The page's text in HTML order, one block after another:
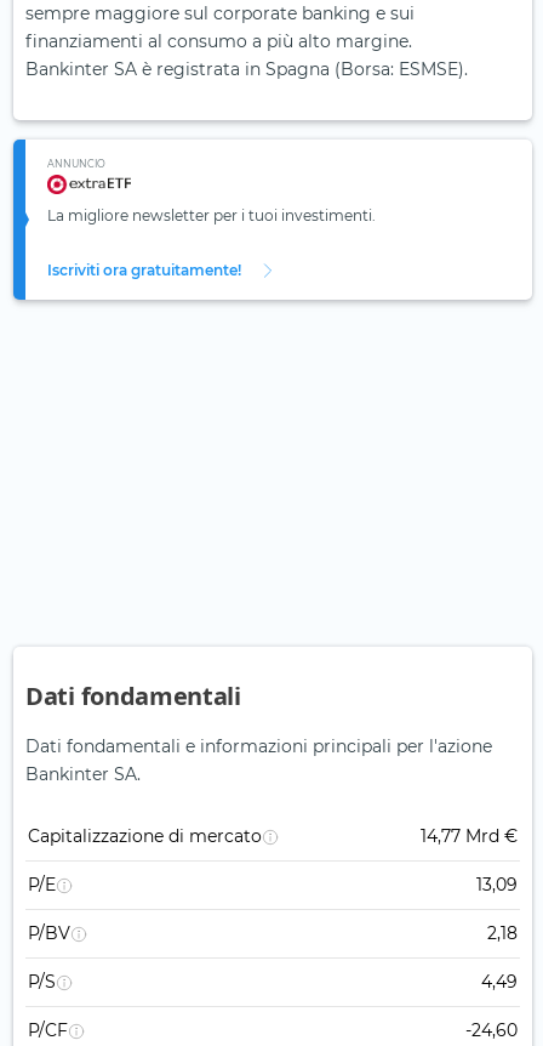
sempre maggiore sul corporate banking e sui
finanziamenti al consumo a più alto margine.
Bankinter SA è registrata in Spagna (Borsa: ESMSE).
ANNUNCIO
La migliore newsletter per i tuoi investimenti.
Iscriviti ora gratuitamente!
Dati fondamentali
Dati fondamentali e informazioni principali per l'azione
Bankinter SA.
Capitalizzazione di mercato 14,77 Mrd €
P/E 13,09
P/BV 2,18
P/S 4,49
P/CF -24,60